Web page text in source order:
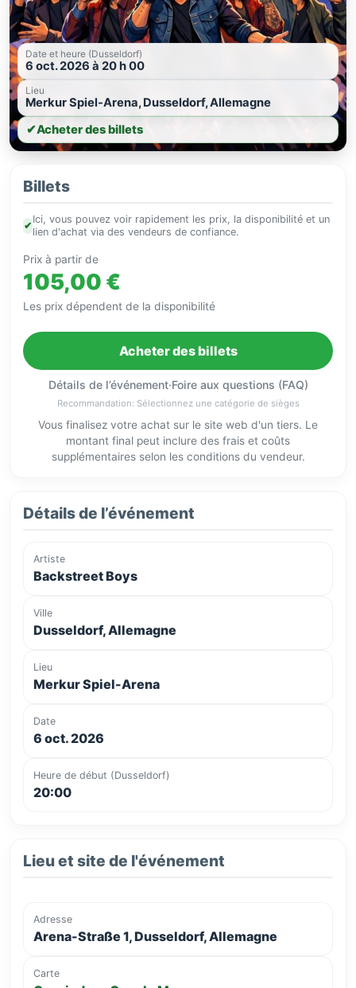
Date et heure (Dusseldorf)
6 oct. 2026 à 20 h 00
Lieu
Merkur Spiel-Arena, Dusseldorf, Allemagne
✔Acheter des billets
Billets
✔
Ici, vous pouvez voir rapidement les prix, la disponibilité et un
lien d'achat via des vendeurs de confiance.
Prix à partir de
105,00 €
Les prix dépendent de la disponibilité
Acheter des billets
Détails de l’événement·Foire aux questions (FAQ)
Recommandation: Sélectionnez une catégorie de sièges
Vous finalisez votre achat sur le site web d'un tiers. Le
montant final peut inclure des frais et coûts
supplémentaires selon les conditions du vendeur.
Détails de l’événement
Artiste
Backstreet Boys
Ville
Dusseldorf, Allemagne
Lieu
Merkur Spiel-Arena
Date
6 oct. 2026
Heure de début (Dusseldorf)
20:00
Lieu et site de l'événement
Adresse
Arena-Straße 1, Dusseldorf, Allemagne
Carte